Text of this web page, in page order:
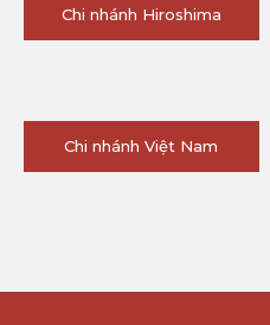
Chi nhánh Hiroshima
Chi nhánh Việt Nam